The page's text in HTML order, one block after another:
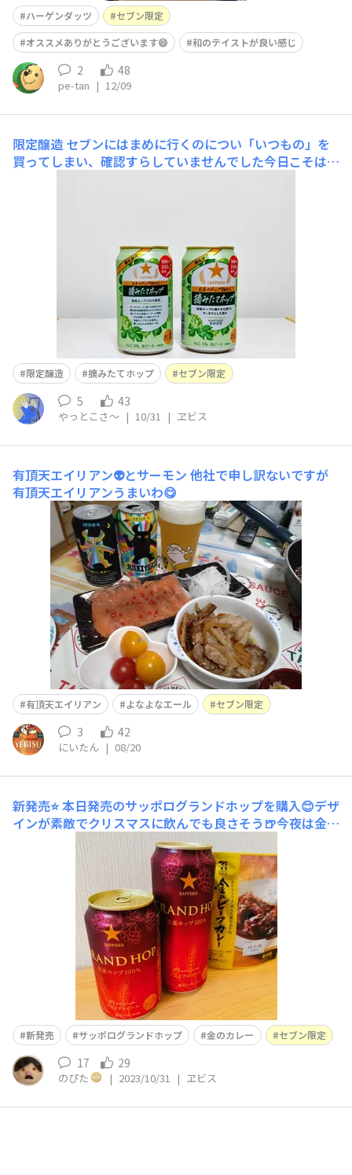
ハーゲンダッツ
セブン限定
オススメありがとうございます😄
和のテイストが良い感じ
2 48
pe-tan | 12/09
限定醸造 セブンにはまめに行くのについ「いつもの」を
買ってしまい、確認すらしていませんでした今日こそは！
限定醸造 摘みたてホップ セブン限定
5 43
やっとこさ～ | 10/31 | ヱビス
有頂天エイリアン👽️とサーモン 他社で申し訳ないですが
有頂天エイリアンうまいわ😋
有頂天エイリアン よなよなエール セブン限定
3 42
にいたん | 08/20
新発売⭐️本日発売のサッポログランドホップを購入😊デザ
インが素敵でクリスマスに飲んでも良さそう🍺今夜は金の
カレーと共に🍛
新発売 サッポログランドホップ 金のカレー セブン限定
17 29
のぴた | 2023/10/31 | ヱビス